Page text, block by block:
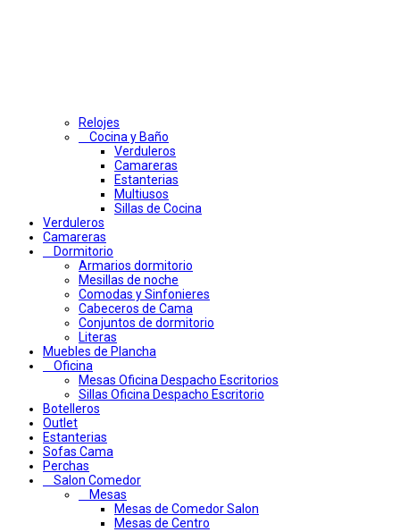
Relojes
Cocina y Baño
Verduleros
Camareras
Estanterias
Multiusos
Sillas de Cocina
Verduleros
Camareras
Dormitorio
Armarios dormitorio
Mesillas de noche
Comodas y Sinfonieres
Cabeceros de Cama
Conjuntos de dormitorio
Literas
Muebles de Plancha
Oficina
Mesas Oficina Despacho Escritorios
Sillas Oficina Despacho Escritorio
Botelleros
Outlet
Estanterias
Sofas Cama
Perchas
Salon Comedor
Mesas
Mesas de Comedor Salon
Mesas de Centro